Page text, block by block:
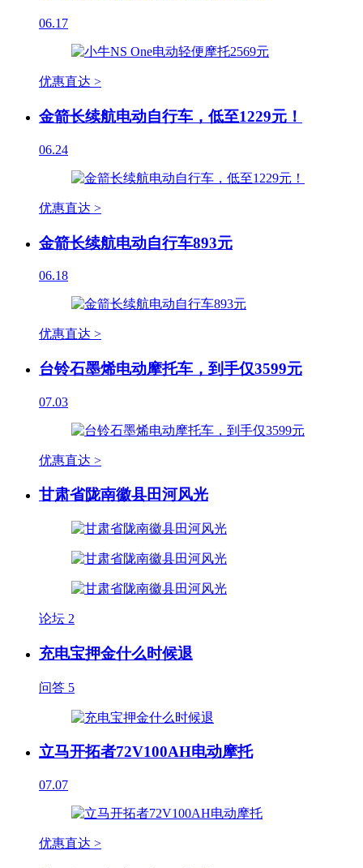
06.17
优惠直达 >
金箭长续航电动自行车，低至1229元！
06.24
优惠直达 >
金箭长续航电动自行车893元
06.18
优惠直达 >
台铃石墨烯电动摩托车，到手仅3599元
07.03
优惠直达 >
甘肃省陇南徽县田河风光
论坛 2
充电宝押金什么时候退
问答 5
立马开拓者72V100AH电动摩托
07.07
优惠直达 >